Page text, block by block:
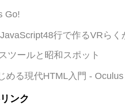
Go!
行で作るVRら
ツールと昭和スポット
める現代HTML入門 -
ンク